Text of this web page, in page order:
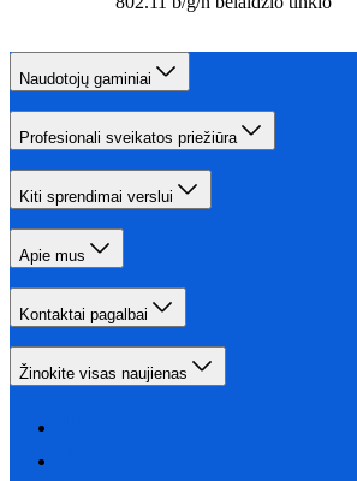
Naudotojų gaminiai
Profesionali sveikatos priežiūra
Kiti sprendimai verslui
Apie mus
Kontaktai pagalbai
Žinokite visas naujienas